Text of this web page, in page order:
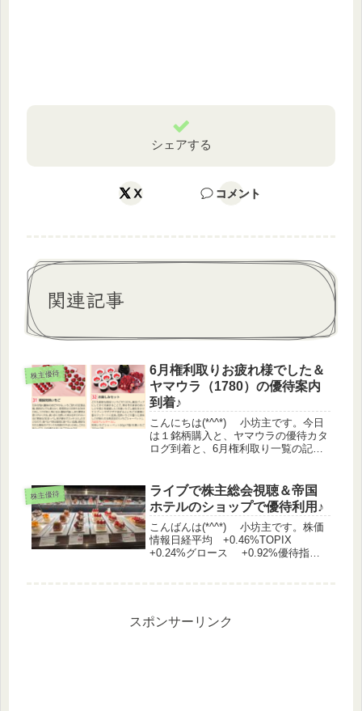
シェアする
X コメント
関連記事
株主優待
6月権利取りお疲れ様でした＆
ヤマウラ（1780）の優待案内
到着♪
こんにちは(*^^*) 小坊主です。今日
は１銘柄購入と、ヤマウラの優待カタ
ログ到着と、6月権利取り一覧の記事
+0.95%優待指数 +1.26%（うっど
さん調べ...
株主優待
ライブで株主総会視聴＆帝国
ホテルのショップで優待利用♪
こんばんは(*^^*) 小坊主です。株価
情報日経平均 +0.46%TOPIX
+0.24%グロース +0.92%優待指
スポンサーリンク